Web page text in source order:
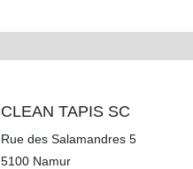
CLEAN TAPIS SC
Rue des Salamandres 5
5100 Namur